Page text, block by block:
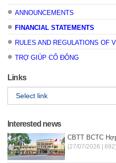
ANNOUNCEMENTS
FINANCIAL STATEMENTS
RULES AND REGULATIONS OF
TRỢ GIÚP CỔ ĐÔNG
Links
Interested news
CBTT BCTC
(27/07/2026 | 692)